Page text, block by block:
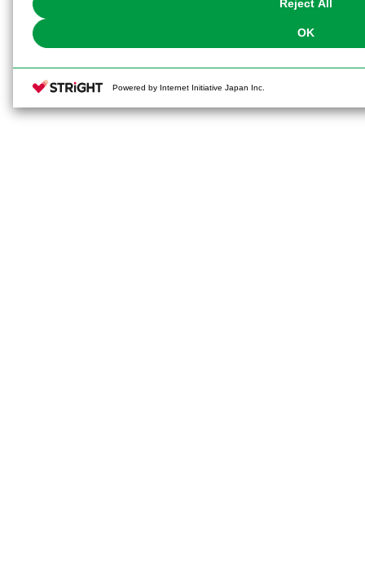
Reject All
OK
Powered by Internet Initiative Japan Inc.